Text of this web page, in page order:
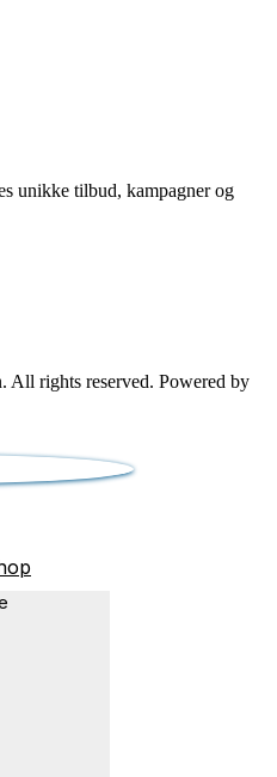
unikke tilbud, kampagner og
All rights reserved. Powered by